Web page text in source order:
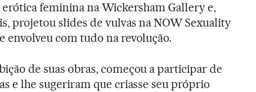
feminina na Wickersham Gallery e,
projetou slides de vulvas na NOW Sexuality
envolveu com tudo na revolução.
de suas obras, começou a participar de
e lhe sugeriram que criasse seu próprio